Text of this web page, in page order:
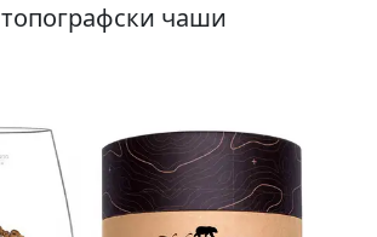
топографски чаши